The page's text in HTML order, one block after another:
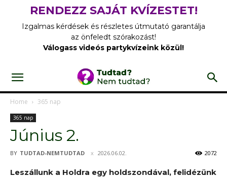
RENDEZZ SAJÁT KVÍZESTET!
Izgalmas kérdések és részletes útmutató garantálja
az önfeledt szórakozást!
Válogass videós partykvízeink közül!
Home 365 nap
365 nap
Június 2.
BY TUDTAD-NEMTUDTAD 2026.06.02. 2072
Leszállunk a Holdra egy holdszondával, felidézünk